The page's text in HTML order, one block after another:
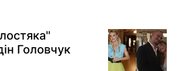
Головчук